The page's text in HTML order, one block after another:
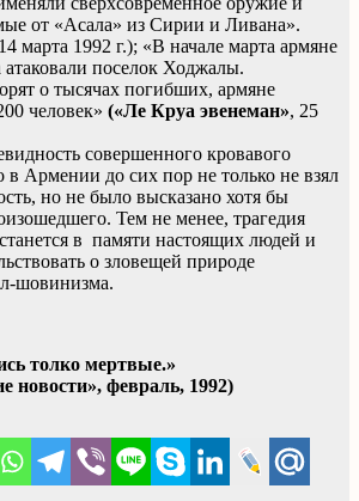
от «Асала» из Сирии и Ливана».
марта 1992 г.); «В начале марта армяне
поселок Ходжалы.
о тысячах погибших, армяне
человек» («Ле Круа эвенеман», 25
совершенного кровавого
в Армении до сих пор не только не взял
но не было высказано хотя бы
Тем не менее, трагедия
в памяти настоящих людей и
о зловещей природе
шовинизма.
толко мертвые.»
новости», февраль, 1992)